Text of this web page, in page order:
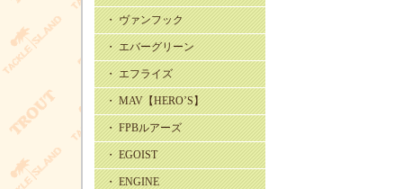
・ ヴァンフック
・ エバーグリーン
・ エフライズ
・ MAV【HERO’S】
・ FPBルアーズ
・ EGOIST
・ ENGINE